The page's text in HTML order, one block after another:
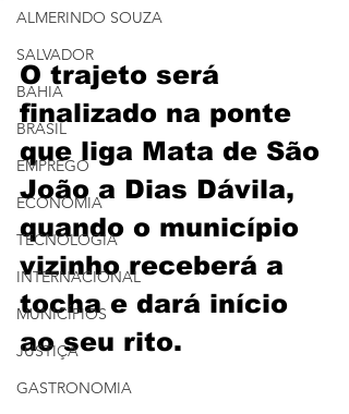
ALMERINDO SOUZA
SALVADOR
BAHIA
BRASIL
EMPREGO
ECONOMIA
TECNOLOGIA
INTERNACIONAL
MUNICÍPIOS
JUSTIÇA
GASTRONOMIA
O trajeto será
finalizado na ponte
que liga Mata de São
João a Dias Dávila,
quando o município
vizinho receberá a
tocha e dará início
ao seu rito.